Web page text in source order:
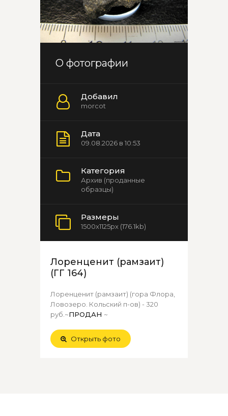
О фотографии
Добавил
morcot
Дата
09.08.2026 в 10:53
Категория
Архив (проданные
образцы)
Размеры
1500x1125px (176.1kb)
Лоренценит (рамзаит)
(ГГ 164)
Лоренценит (рамзаит) (гора Флора,
Ловозеро. Кольский п-ов) - 320
руб.~ПРОДАН ~
Открыть фото